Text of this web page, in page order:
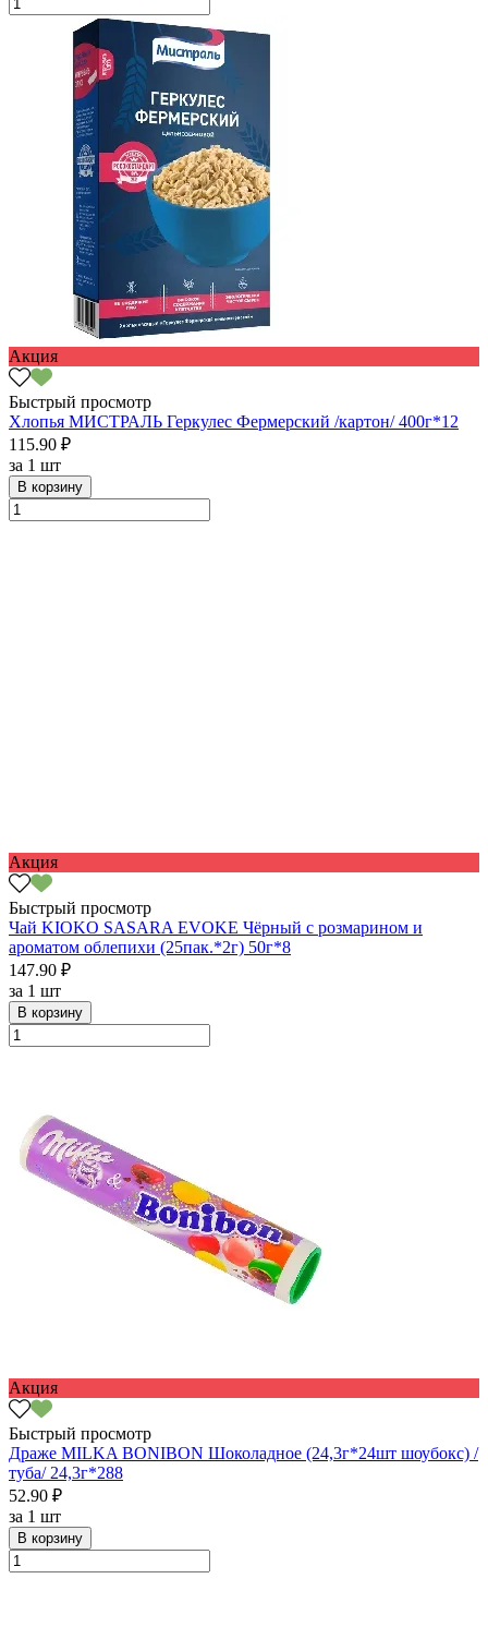
Акция
Быстрый просмотр
Хлопья МИСТРАЛЬ Геркулес Фермерский /картон/ 400г*12
115.90 ₽
за 1 шт
В корзину
Акция
Быстрый просмотр
Чай KIOKO SASARA EVOKE Чёрный с розмарином и
ароматом облепихи (25пак.*2г) 50г*8
147.90 ₽
за 1 шт
В корзину
Акция
Быстрый просмотр
Драже MILKA BONIBON Шоколадное (24,3г*24шт шоубокс) /
туба/ 24,3г*288
52.90 ₽
за 1 шт
В корзину